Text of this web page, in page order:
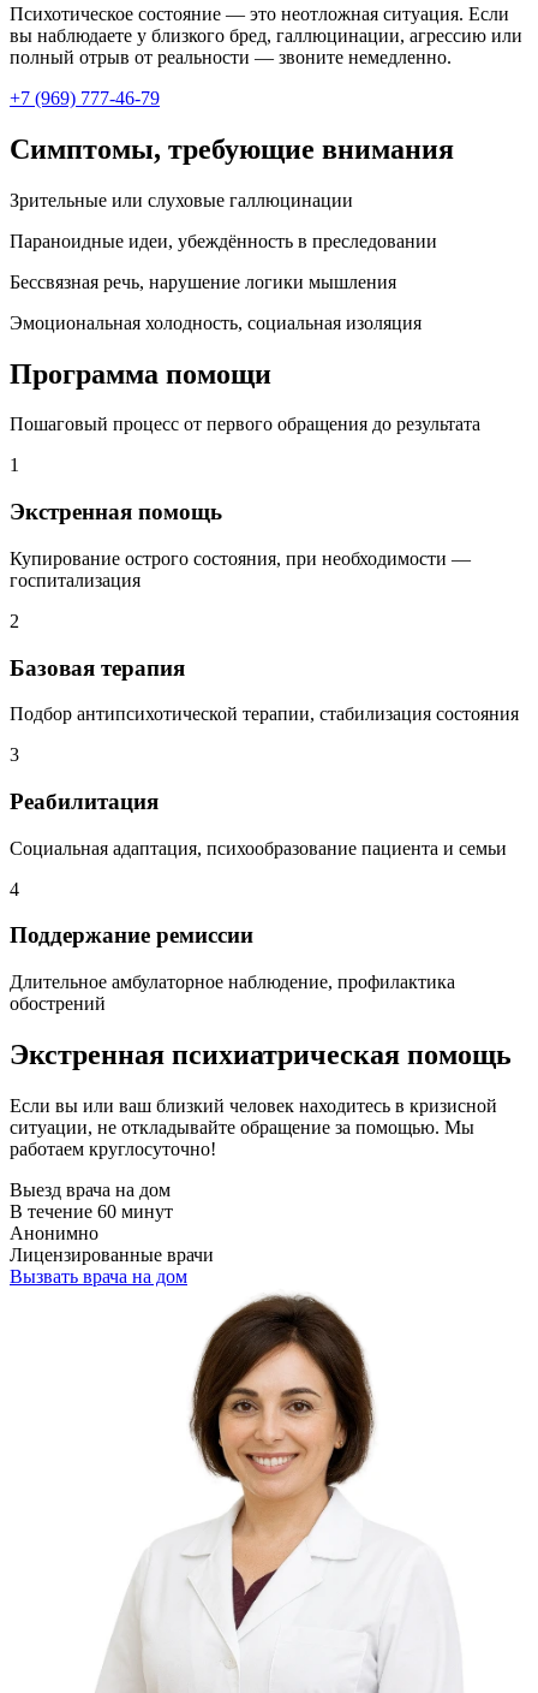
Психотическое состояние — это неотложная ситуация. Если
вы наблюдаете у близкого бред, галлюцинации, агрессию или
полный отрыв от реальности — звоните немедленно.
+7 (969) 777-46-79
Симптомы, требующие внимания
Зрительные или слуховые галлюцинации
Параноидные идеи, убеждённость в преследовании
Бессвязная речь, нарушение логики мышления
Эмоциональная холодность, социальная изоляция
Программа помощи
Пошаговый процесс от первого обращения до результата
1
Экстренная помощь
Купирование острого состояния, при необходимости —
госпитализация
2
Базовая терапия
Подбор антипсихотической терапии, стабилизация состояния
3
Реабилитация
Социальная адаптация, психообразование пациента и семьи
4
Поддержание ремиссии
Длительное амбулаторное наблюдение, профилактика
обострений
Экстренная психиатрическая помощь
Если вы или ваш близкий человек находитесь в кризисной
ситуации, не откладывайте обращение за помощью. Мы
работаем круглосуточно!
Выезд врача на дом
В течение 60 минут
Анонимно
Лицензированные врачи
Вызвать врача на дом